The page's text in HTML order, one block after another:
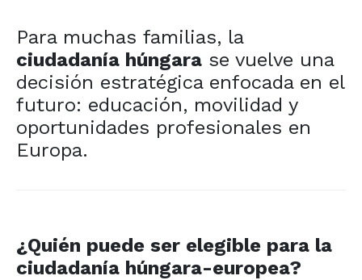
Para muchas familias, la
ciudadanía húngara se vuelve una
decisión estratégica enfocada en el
futuro: educación, movilidad y
oportunidades profesionales en
Europa.
¿Quién puede ser elegible para la
ciudadanía húngara-europea?